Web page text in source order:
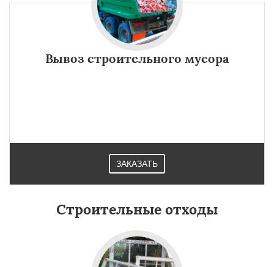
Вывоз строительного мусора
ЗАКАЗАТЬ
Строительные отходы